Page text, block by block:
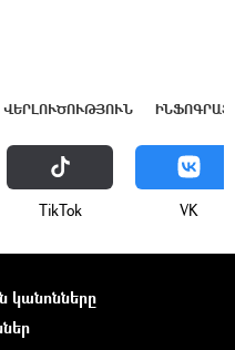
ՎԵՐԼՈՒԾՈՒԹՅՈՒՆ
ТikТоk VK
կանոնները